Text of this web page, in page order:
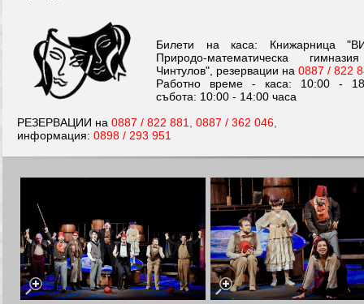
Билети на каса: Книжарница
Природо-математическа
Чинтулов", резервации на 0887 / 822
Работно време - каса: 10:00 -
събота: 10:00 - 14:00 часа
РЕЗЕРВАЦИИ на 0887 / 822 881, 0887 / 362 046,
информация: 0898 / 293 951